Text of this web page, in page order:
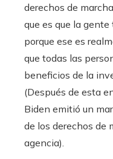
derechos de
que es que la gente
porque ese es
que todas las
beneficios de la
(Después de esta
Biden emitió un
de los derechos de
agencia).